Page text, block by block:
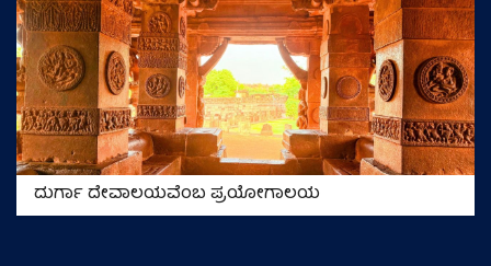
ದುರ್ಗಾ ದೇವಾಲಯವೆಂಬ ಪ್ರಯೋಗಾಲಯ